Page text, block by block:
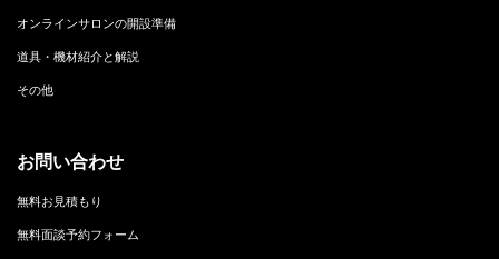
オンラインサロンの開設準備
道具・機材紹介と解説
その他
お問い合わせ
無料お見積もり
無料面談予約フォーム